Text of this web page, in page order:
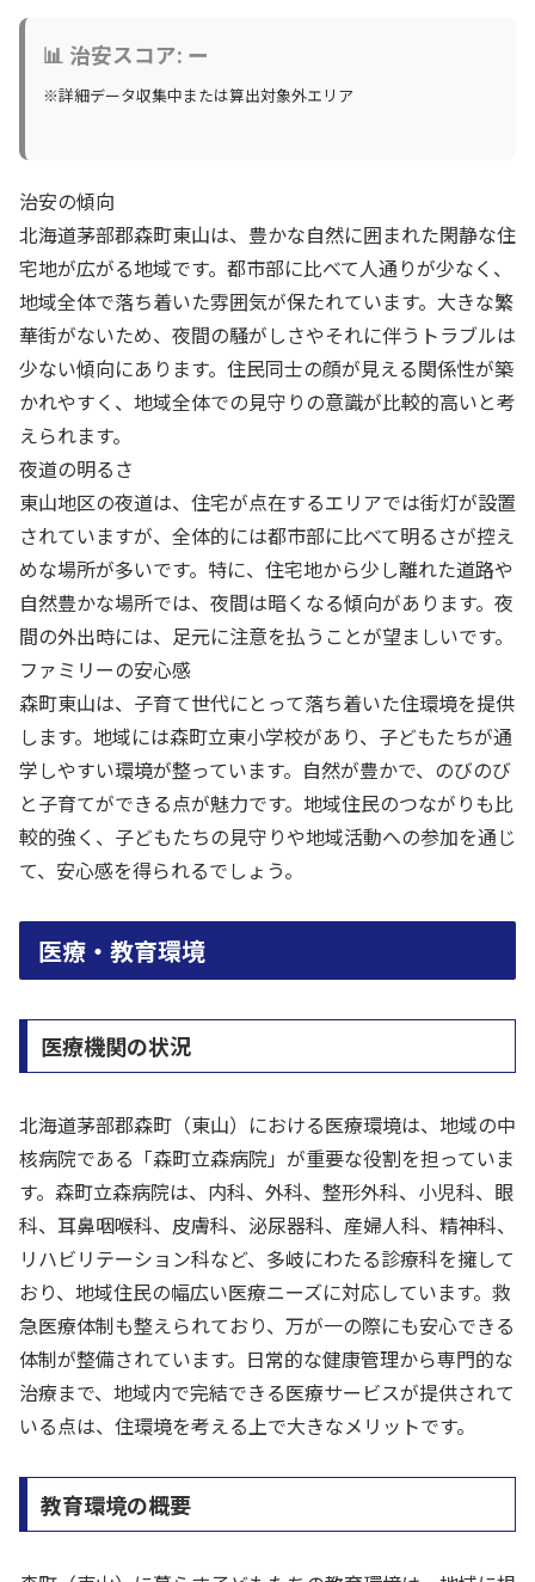
📊 治安スコア: ー
※詳細データ収集中または算出対象外エリア
治安の傾向
北海道茅部郡森町東山は、豊かな自然に囲まれた閑静な住
宅地が広がる地域です。都市部に比べて人通りが少なく、
地域全体で落ち着いた雰囲気が保たれています。大きな繁
華街がないため、夜間の騒がしさやそれに伴うトラブルは
少ない傾向にあります。住民同士の顔が見える関係性が築
かれやすく、地域全体での見守りの意識が比較的高いと考
えられます。
夜道の明るさ
東山地区の夜道は、住宅が点在するエリアでは街灯が設置
されていますが、全体的には都市部に比べて明るさが控え
めな場所が多いです。特に、住宅地から少し離れた道路や
自然豊かな場所では、夜間は暗くなる傾向があります。夜
間の外出時には、足元に注意を払うことが望ましいです。
ファミリーの安心感
森町東山は、子育て世代にとって落ち着いた住環境を提供
します。地域には森町立東小学校があり、子どもたちが通
学しやすい環境が整っています。自然が豊かで、のびのび
と子育てができる点が魅力です。地域住民のつながりも比
較的強く、子どもたちの見守りや地域活動への参加を通じ
て、安心感を得られるでしょう。
医療・教育環境
医療機関の状況
北海道茅部郡森町（東山）における医療環境は、地域の中
核病院である「森町立森病院」が重要な役割を担っていま
す。森町立森病院は、内科、外科、整形外科、小児科、眼
科、耳鼻咽喉科、皮膚科、泌尿器科、産婦人科、精神科、
リハビリテーション科など、多岐にわたる診療科を擁して
おり、地域住民の幅広い医療ニーズに対応しています。救
急医療体制も整えられており、万が一の際にも安心できる
体制が整備されています。日常的な健康管理から専門的な
治療まで、地域内で完結できる医療サービスが提供されて
いる点は、住環境を考える上で大きなメリットです。
教育環境の概要